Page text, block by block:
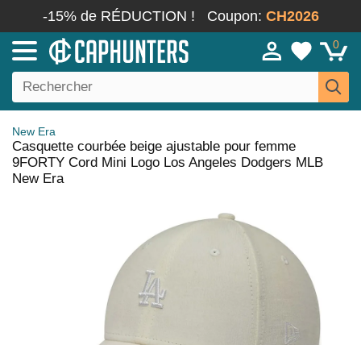
-15% de RÉDUCTION ! Coupon: CH2026
0
New Era
Casquette courbée beige ajustable pour femme
9FORTY Cord Mini Logo Los Angeles Dodgers MLB
New Era